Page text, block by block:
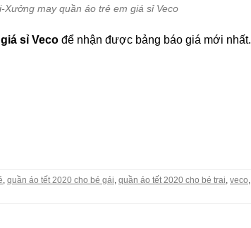
may quần áo trẻ em giá sỉ Veco
sỉ Veco để nhận được bảng báo giá mới nhất.
quần áo tết 2020 cho bé gái quần áo tết 2020 cho bé trai veco